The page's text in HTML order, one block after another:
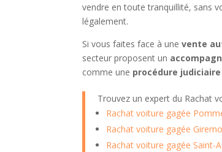
vendre en toute tranquillité, sans
légalement.
Si vous faites face à unevente
secteur proposent un
comme une procédure judiciaire
Trouvez un expert du Rachat
Rachat voiture gagée
Rachat voiture gagée
Rachat voiture gagée Saint-